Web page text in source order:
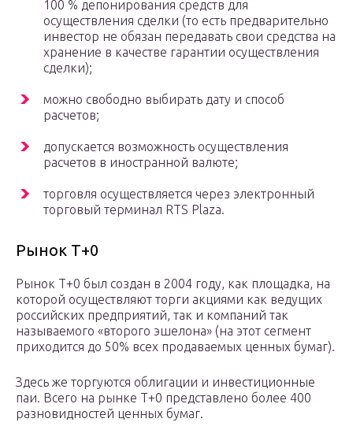
100 % депонирования средств для
осуществления сделки (то есть предварительно
инвестор не обязан передавать свои средства на
хранение в качестве гарантии осуществления
сделки);
можно свободно выбирать дату и способ
расчетов;
допускается возможность осуществления
расчетов в иностранной валюте;
торговля осуществляется через электронный
торговый терминал RTS Plaza.
Рынок T+0
Рынок T+0 был создан в 2004 году, как площадка, на
которой осуществляют торги акциями как ведущих
российских предприятий, так и компаний так
называемого «второго эшелона» (на этот сегмент
приходится до 50% всех продаваемых ценных бумаг).
Здесь же торгуются облигации и инвестиционные
паи. Всего на рынке T+0 представлено более 400
разновидностей ценных бумаг.